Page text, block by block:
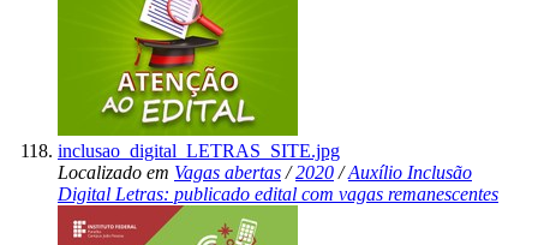
inclusao_digital_LETRAS_SITE.jpg
Localizado em Vagas abertas /2020 /Auxílio Inclusão
Digital Letras: publicado edital com vagas remanescentes